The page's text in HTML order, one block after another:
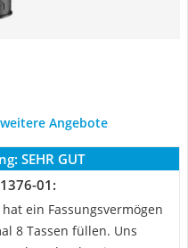
Angebote
SEHR GUT
01:
ein Fassungsvermögen
8 Tassen füllen. Uns